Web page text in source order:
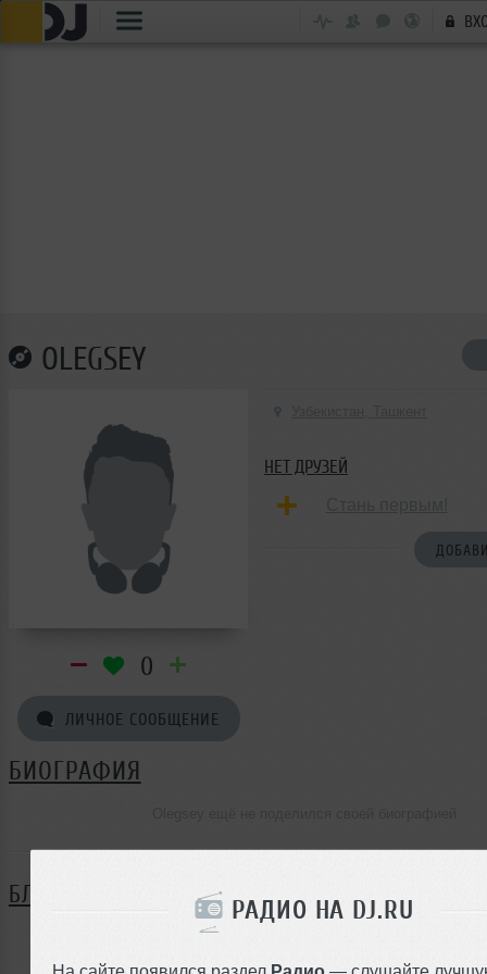
РАДИО НА DJ.RU
На сайте появился раздел Радио — слушайте
OLEGSEY
0
ЛИЧНОЕ СООБЩЕНИЕ
НЕТ ДРУЗЕЙ
БИОГРАФИЯ
БЛОГ